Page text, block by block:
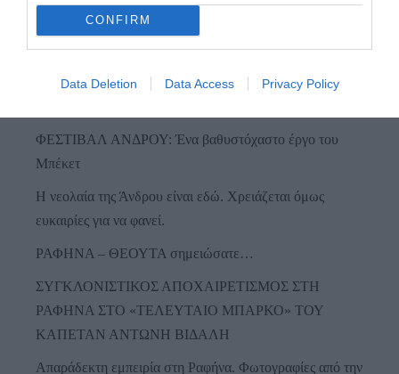
CONFIRM
Data Deletion Data Access Privacy Policy
ΦΕΣΤΙΒΑΛ ΑΝΔΡΟΥ: Ένα βαθυστόχαστο έργο του
Μπέκετ
Η νεολαία της Άνδρου είναι εδώ. Χρειάζεται όμως
ευκαιρίες για να φανεί.
ΡΑΦΗΝΑ – ΘΕΟΥΤΑ σημειώσατε…
ΣΥΓΚΛΟΝΙΣΤΙΚΟΣ ΑΠΟΧΑΙΡΕΤΙΣΜΟΣ ΣΤΗ
ΡΑΦΗΝΑ ΣΤΟ «ΤΕΛΕΥΤΑΙΟ ΜΠΑΡΚΟ» ΤΟΥ
ΚΑΠΕΤΑΝ ΑΝΤΩΝΗ ΒΙΔΑΛΗ
Απαράδεκτη εμπειρία στη Ραφήνα. Φωτογραφίες από την